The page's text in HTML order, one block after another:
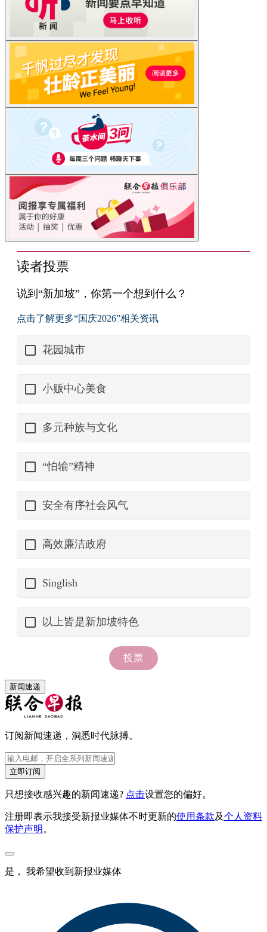
新闻速递
订阅新闻速递，洞悉时代脉搏。
立即订阅
只想接收感兴趣的新闻速递? 点击设置您的偏好。
注册即表示我接受新报业媒体不时更新的使用条款及个人资料
保护声明。
是， 我希望收到新报业媒体